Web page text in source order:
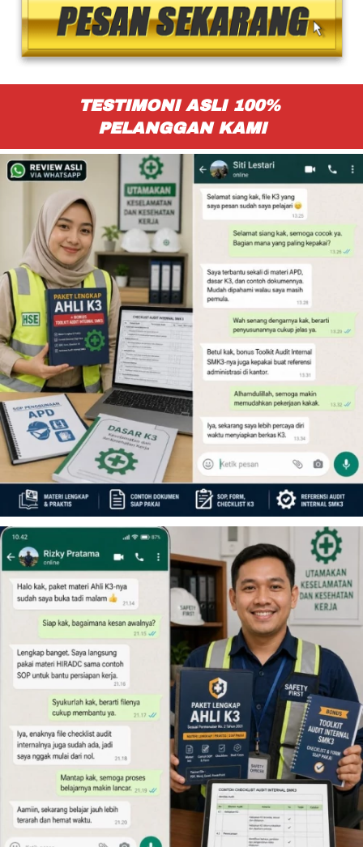
TESTIMONI ASLI 100%
PELANGGAN KAMI